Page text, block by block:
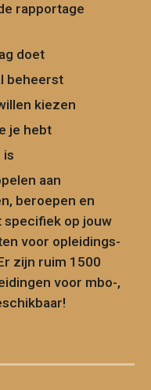
rapportage
doet
beheerst
kiezen
je hebt
is
aan
beroepen en
op jouw
voor opleidings-
zijn ruim 1500
voor mbo-,